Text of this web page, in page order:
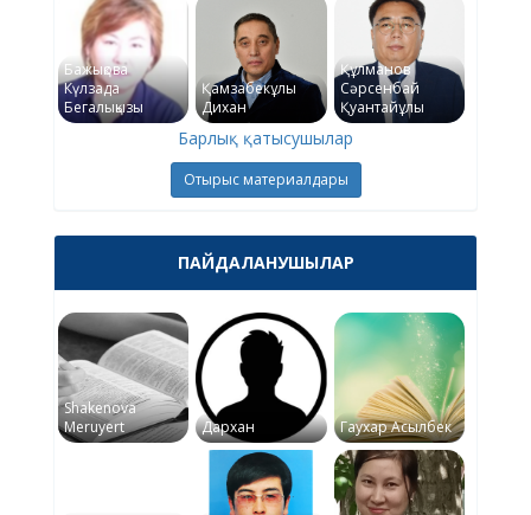
Бажықова
Күлзада
Бегалықызы
Қамзабекұлы
Дихан
Құлманов
Сәрсенбай
Қуантайұлы
Барлық қатысушылар
Отырыс материалдары
ПАЙДАЛАНУШЫЛАР
Shakenova
Meruyert
Дархан Гаухар Асылбек